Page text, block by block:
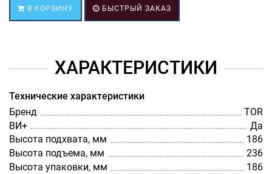
В КОРЗИНУ БЫСТРЫЙ ЗАКАЗ
ХАРАКТЕРИСТИКИ
Технические характеристики
Бренд
TOR
ВИ+
Да
Высота подхвата, мм
186
Высота подъема, мм
236
Высота упаковки, мм
186